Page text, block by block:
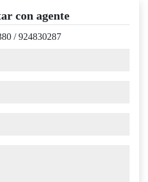
con agente
/924830287